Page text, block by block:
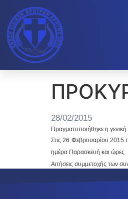
28/02/2015
Πραγματοποιήθηκε η
Στις 26 Φεβρουαρίου 2015
ημέρα Παρασκευή και ώρες
Αιτήσεις συμμετοχής των